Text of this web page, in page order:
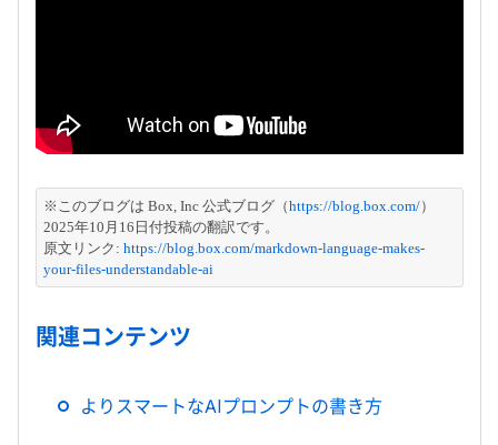
※このブログは Box, Inc 公式ブログ（https://blog.box.com/）
2025年10月16日付投稿の翻訳です。
原文リンク: https://blog.box.com/markdown-language-makes-
your-files-understandable-ai
関連コンテンツ
よりスマートなAIプロンプトの書き方